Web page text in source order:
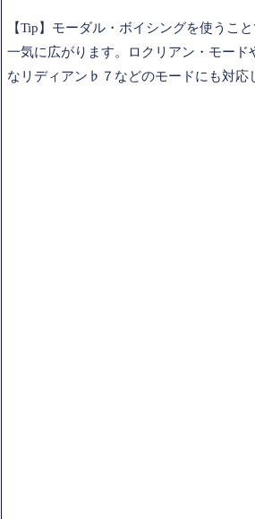
【Tip】モーダル・ボイシングを使うこ
一気に広がります。ロクリアン・モード
なリディアン♭７などのモードにも対応